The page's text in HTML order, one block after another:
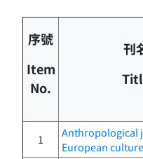
序號
Item
No.
刊
1
Anthropological
European